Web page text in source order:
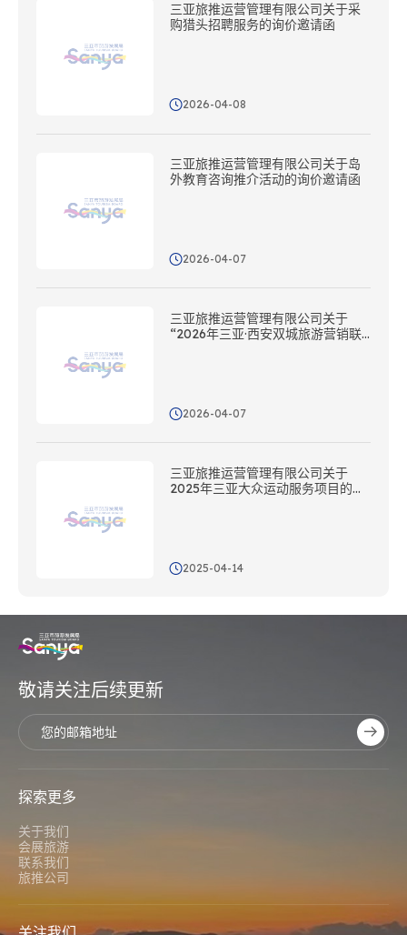
三亚旅推运营管理有限公司关于采
购猎头招聘服务的询价邀请函
2026-04-08
三亚旅推运营管理有限公司关于岛
外教育咨询推介活动的询价邀请函
2026-04-07
三亚旅推运营管理有限公司关于
“2026年三亚·西安双城旅游营销联
2026-04-07
三亚旅推运营管理有限公司关于
2025年三亚大众运动服务项目的询
2025-04-14
敬请关注后续更新
探索更多
关于我们
会展旅游
联系我们
旅推公司